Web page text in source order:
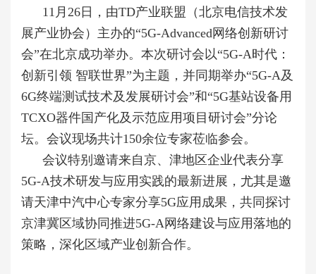
11月 26 日，由TD产业联盟（北京电信技术发
展产业协会）主办的“5G-Advanced网络创新研讨
会”在北京成功举办。本次研讨会以“5G-A时代：
创新引领 智联世界”为主题，并同期举办“5G-A及
6G终端测试技术及发展研讨会”和“5G基站设备用
TCXO器件国产化及示范应用项目研讨会”分论
坛。会议现场共计150余位专家莅临参会。
会议特别邀请来自京、津地区企业代表分享
5G-A技术研发与应用实践的最新进展，尤其是邀
请天津中汽中心专家分享5G应用成果，共同探讨
京津冀区域协同推进5G-A网络建设与应用落地的
策略，深化区域产业创新合作。